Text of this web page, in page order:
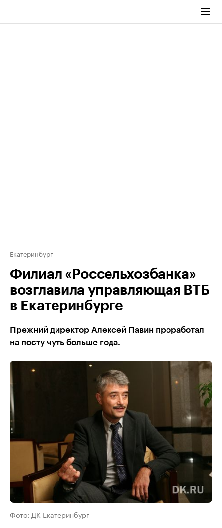
Екатеринбург
Филиал «Россельхозбанка»
возглавила управляющая ВТБ
в Екатеринбурге
Прежний директор Алексей Павин проработал
на посту чуть больше года.
Фото: ДК-Екатеринбург